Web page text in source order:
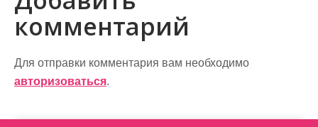
г
а
ц
комментарий
Для отправки комментария вам необходимо
авторизоваться.